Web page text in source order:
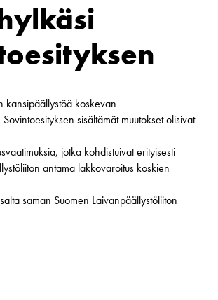
kansipäällystöä koskevan
sisältämät muutokset olisivat
jotka kohdistuivat erityisesti
antama lakkovaroitus koskien
saman Suomen Laivanpäällystöliiton